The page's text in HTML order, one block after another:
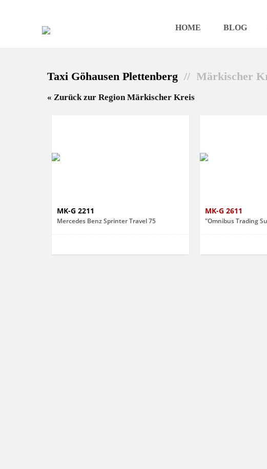
HOME BLOG
Taxi Göhausen Plettenberg // Märkischer
« Zurück zur Region Märkischer Kreis
MK-G 2211
Mercedes Benz Sprinter Travel 75
MK-G 2611
"Omnibus Trading